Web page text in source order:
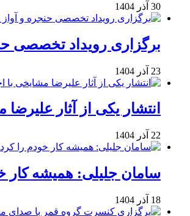
30 آذر 1404
برگزاری رویداد تخصصی
23 آذر 1404
انتشار یکی از آثار
22 آذر 1404
سامان جلیلی: همیشه کار
18 آذر 1404